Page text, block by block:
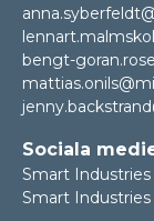
bengt-
Sociala
Smart
Smart